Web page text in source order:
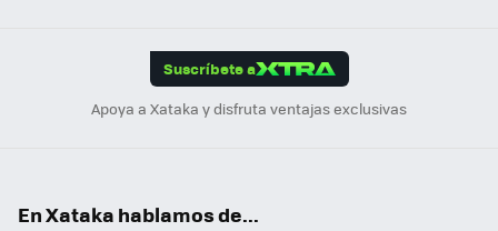
Suscríbete a
Apoya a Xataka y disfruta ventajas exclusivas
En Xataka hablamos de...